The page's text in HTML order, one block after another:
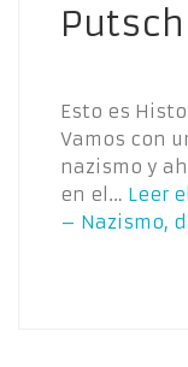
Esto es
Vamos con
nazismo y
en el… Leer
– Nazismo,